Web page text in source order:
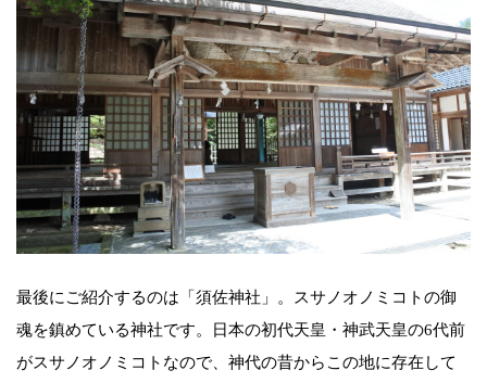
最後にご紹介するのは「須佐神社」。スサノオノミコトの御
魂を鎮めている神社です。日本の初代天皇・神武天皇の6代前
がスサノオノミコトなので、神代の昔からこの地に存在して